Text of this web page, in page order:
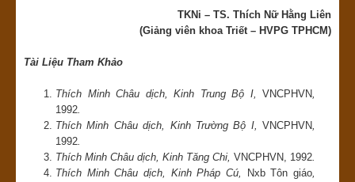
TKNi – TS. Thích Nữ Hằng Liên
(Giảng viên khoa Triết – HVPG TPHCM)
Tài Liệu Tham Khảo
Thích Minh Châu dịch, Kinh Trung Bộ I, VNCPHVN,
1992.
Thích Minh Châu dịch, Kinh Trường Bộ I, VNCPHVN,
1992.
Thích Minh Châu dịch, Kinh Tăng Chi, VNCPHVN, 1992.
Thích Minh Châu dịch, Kinh Pháp Cú,
Nxb Tôn giáo,